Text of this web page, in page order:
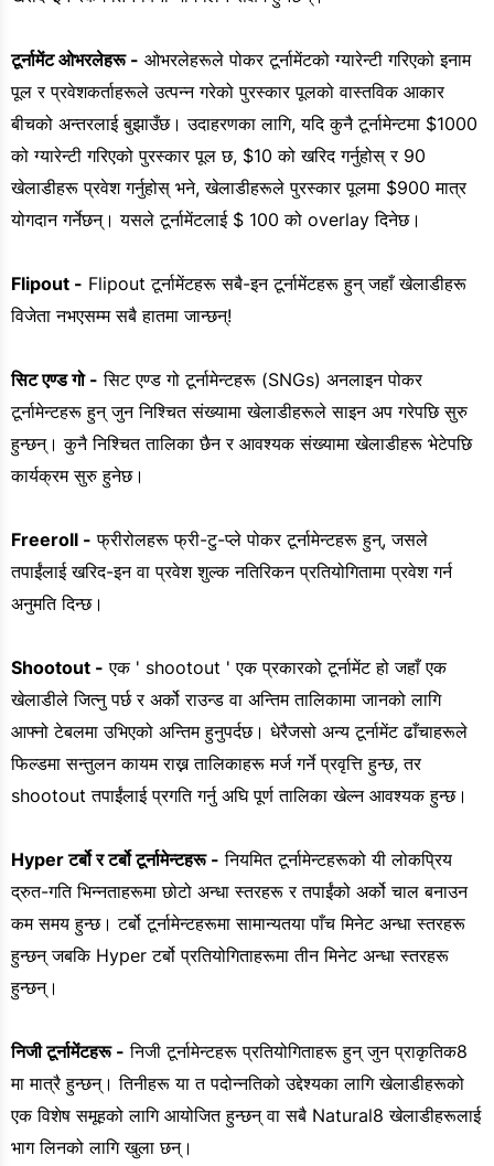
टूर्नामेंट ओभरलेहरू - ओभरलेहरूले पोकर टूर्नामेंटको ग्यारेन्टी गरिएको इनाम
पूल र प्रवेशकर्ताहरूले उत्पन्न गरेको पुरस्कार पूलको वास्तविक आकार
बीचको अन्तरलाई बुझाउँछ। उदाहरणका लागि, यदि कुनै टूर्नामेन्टमा $1000
को ग्यारेन्टी गरिएको पुरस्कार पूल छ, $10 को खरिद गर्नुहोस् र 90
खेलाडीहरू प्रवेश गर्नुहोस् भने, खेलाडीहरूले पुरस्कार पूलमा $900 मात्र
योगदान गर्नेछन्। यसले टूर्नामेंटलाई $ 100 को overlay दिनेछ।
Flipout - Flipout टूर्नामेंटहरू सबै-इन टूर्नामेंटहरू हुन् जहाँ खेलाडीहरू
विजेता नभएसम्म सबै हातमा जान्छन्!
सिट एण्ड गो - सिट एण्ड गो टूर्नामेन्टहरू (SNGs) अनलाइन पोकर
टूर्नामेन्टहरू हुन् जुन निश्चित संख्यामा खेलाडीहरूले साइन अप गरेपछि सुरु
हुन्छन्। कुनै निश्चित तालिका छैन र आवश्यक संख्यामा खेलाडीहरू भेटेपछि
कार्यक्रम सुरु हुनेछ।
Freeroll - फ्रीरोलहरू फ्री-टु-प्ले पोकर टूर्नामेन्टहरू हुन्, जसले
तपाईंलाई खरिद-इन वा प्रवेश शुल्क नतिरिकन प्रतियोगितामा प्रवेश गर्न
अनुमति दिन्छ।
Shootout - एक ' shootout ' एक प्रकारको टूर्नामेंट हो जहाँ एक
खेलाडीले जित्नु पर्छ र अर्को राउन्ड वा अन्तिम तालिकामा जानको लागि
आफ्नो टेबलमा उभिएको अन्तिम हुनुपर्दछ। धेरैजसो अन्य टूर्नामेंट ढाँचाहरूले
फिल्डमा सन्तुलन कायम राख्न तालिकाहरू मर्ज गर्ने प्रवृत्ति हुन्छ, तर
shootout तपाईंलाई प्रगति गर्नु अघि पूर्ण तालिका खेल्न आवश्यक हुन्छ।
Hyper टर्बो र टर्बो टूर्नामेन्टहरू - नियमित टूर्नामेन्टहरूको यी लोकप्रिय
द्रुत-गति भिन्नताहरूमा छोटो अन्धा स्तरहरू र तपाईंको अर्को चाल बनाउन
कम समय हुन्छ। टर्बो टूर्नामेन्टहरूमा सामान्यतया पाँच मिनेट अन्धा स्तरहरू
हुन्छन् जबकि Hyper टर्बो प्रतियोगिताहरूमा तीन मिनेट अन्धा स्तरहरू
हुन्छन्।
निजी टूर्नामेंटहरू - निजी टूर्नामेन्टहरू प्रतियोगिताहरू हुन् जुन प्राकृतिक8
मा मात्रै हुन्छन्। तिनीहरू या त पदोन्नतिको उद्देश्यका लागि खेलाडीहरूको
एक विशेष समूहको लागि आयोजित हुन्छन् वा सबै Natural8 खेलाडीहरूलाई
भाग लिनको लागि खुला छन्।